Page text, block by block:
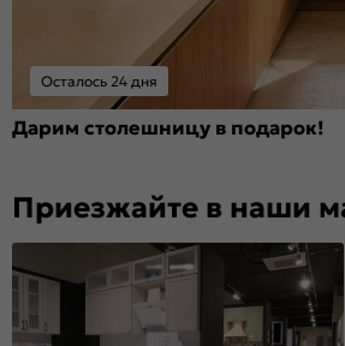
Осталось 24 дня
Дарим столешницу в подарок!
Приезжайте в наши